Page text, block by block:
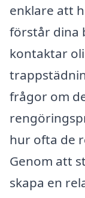
enklare att
förstår dina
kontaktar
frågor om
hur ofta de
Genom att
skapa en